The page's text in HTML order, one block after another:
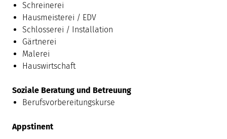
Schreinerei
Hausmeisterei / EDV
Schlosserei / Installation
Gärtnerei
Malerei
Hauswirtschaft
Soziale Beratung und Betreuung
Berufsvorbereitungskurse
Appstinent